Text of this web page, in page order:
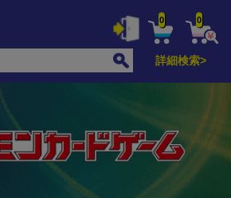
0 0
詳細検索>